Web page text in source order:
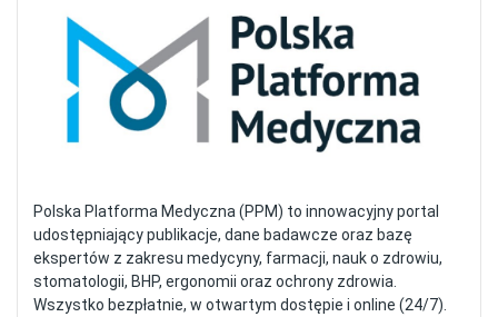
Polska Platforma Medyczna (PPM) to innowacyjny portal
udostępniający publikacje, dane badawcze oraz bazę
ekspertów z zakresu medycyny, farmacji, nauk o zdrowiu,
stomatologii, BHP, ergonomii oraz ochrony zdrowia.
Wszystko bezpłatnie, w otwartym dostępie i online (24/7).